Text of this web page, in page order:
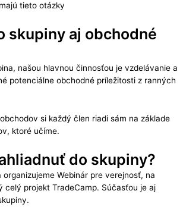
tieto otázky
skupiny aj obchodné
našou hlavnou činnosťou je vzdelávanie a
potenciálne obchodné príležitosti z ranných
si každý člen riadi sám na základe
ktoré učíme.
do skupiny?
Webinár pre verejnosť, na
celý projekt TradeCamp. Súčasťou je aj